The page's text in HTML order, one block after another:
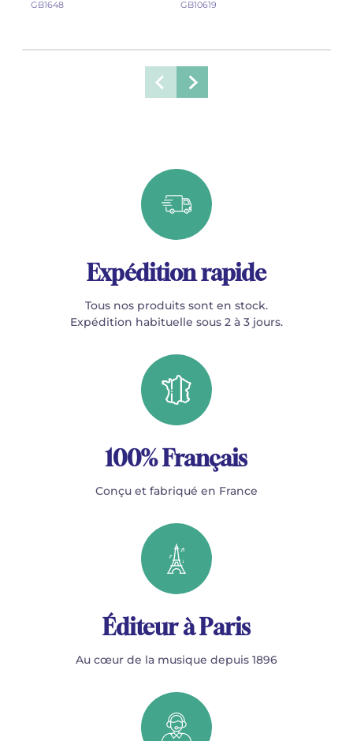
GB1648 GB10619
Expédition rapide
Tous nos produits sont en stock.
Expédition habituelle sous 2 à 3 jours.
100% Français
Conçu et fabriqué en France
Éditeur à Paris
Au cœur de la musique depuis 1896